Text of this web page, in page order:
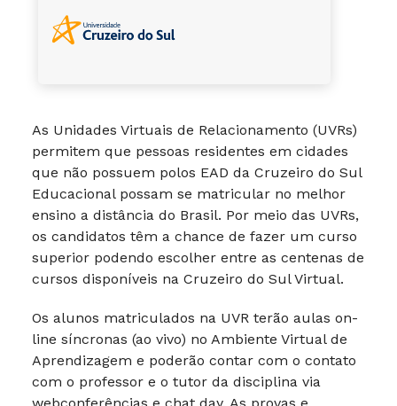
As Unidades Virtuais de Relacionamento (UVRs)
permitem que pessoas residentes em cidades
que não possuem polos EAD da Cruzeiro do Sul
Educacional possam se matricular no melhor
ensino a distância do Brasil. Por meio das UVRs,
os candidatos têm a chance de fazer um curso
superior podendo escolher entre as centenas de
cursos disponíveis na Cruzeiro do Sul Virtual.
Os alunos matriculados na UVR terão aulas on-
line síncronas (ao vivo) no Ambiente Virtual de
Aprendizagem e poderão contar com o contato
com o professor e o tutor da disciplina via